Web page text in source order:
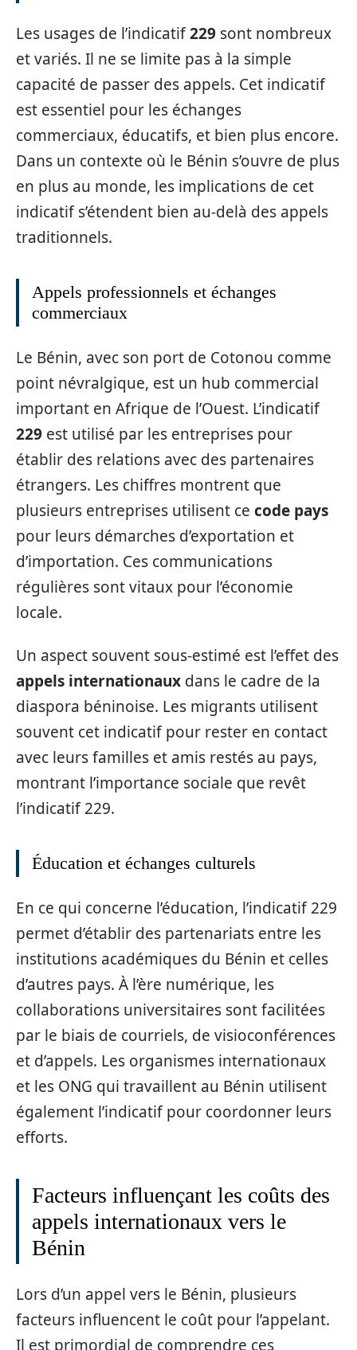
Les usages de l’indicatif229 sont nombreux
et variés. Il ne se limite pas à la simple
capacité de passer des appels. Cet indicatif
est essentiel pour les échanges
commerciaux, éducatifs, et bien plus encore.
Dans un contexte où le Bénin s’ouvre de plus
en plus au monde, les implications de cet
indicatif s’étendent bien au-delà des appels
traditionnels.
Appels professionnels et échanges
commerciaux
Le Bénin, avec son port de Cotonou comme
point névralgique, est un hub commercial
important en Afrique de l’Ouest. L’indicatif
229 est utilisé par les entreprises pour
établir des relations avec des partenaires
étrangers. Les chiffres montrent que
plusieurs entreprises utilisent ce code pays
pour leurs démarches d’exportation et
d’importation. Ces communications
régulières sont vitaux pour l’économie
locale.
Un aspect souvent sous-estimé est l’effet des
appels internationaux dans le cadre de la
diaspora béninoise. Les migrants utilisent
souvent cet indicatif pour rester en contact
avec leurs familles et amis restés au pays,
montrant l’importance sociale que revêt
l’indicatif 229.
Éducation et échanges culturels
En ce qui concerne l’éducation, l’indicatif 229
permet d’établir des partenariats entre les
institutions académiques du Bénin et celles
d’autres pays. À l’ère numérique, les
collaborations universitaires sont facilitées
par le biais de courriels, de visioconférences
et d’appels. Les organismes internationaux
et les ONG qui travaillent au Bénin utilisent
également l’indicatif pour coordonner leurs
efforts.
Facteurs influençant les coûts des
appels internationaux vers le
Bénin
Lors d’un appel vers le Bénin, plusieurs
facteurs influencent le coût pour l’appelant.
Il est primordial de comprendre ces